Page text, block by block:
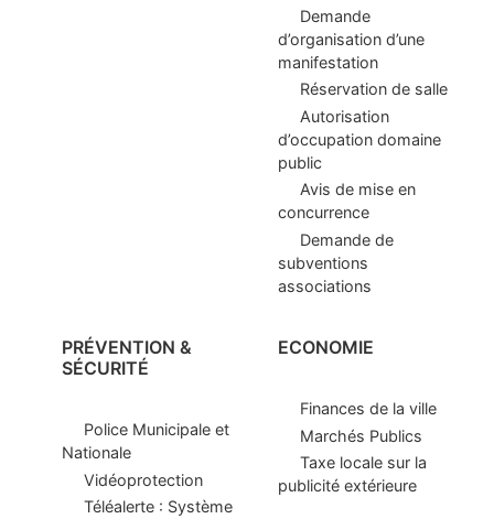
Demande
d’organisation d’une
manifestation
Réservation de salle
Autorisation
d’occupation domaine
public
Avis de mise en
concurrence
Demande de
subventions
associations
PRÉVENTION &
SÉCURITÉ
Police Municipale et
Nationale
Vidéoprotection
Téléalerte : Système
ECONOMIE
Finances de la ville
Marchés Publics
Taxe locale sur la
publicité extérieure